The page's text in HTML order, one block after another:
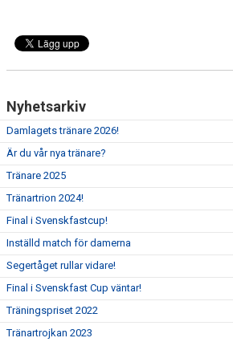
Nyhetsarkiv
Damlagets tränare 2026!
Är du vår nya tränare?
Tränare 2025
Tränartrion 2024!
Final i Svenskfastcup!
Inställd match för damerna
Segertåget rullar vidare!
Final i Svenskfast Cup väntar!
Träningspriset 2022
Tränartrojkan 2023